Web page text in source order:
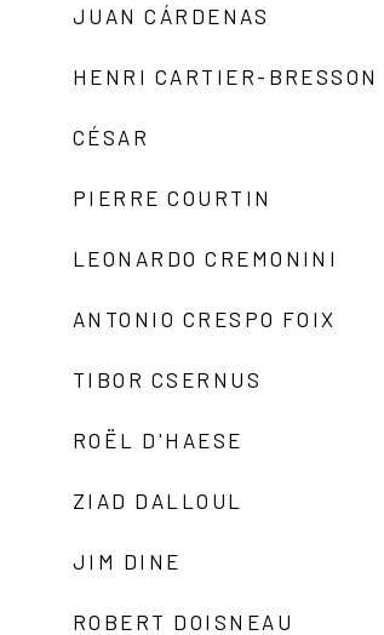
JUAN CÁRDENAS
HENRI CARTIER-BRESSON
CÉSAR
PIERRE COURTIN
LEONARDO CREMONINI
ANTONIO CRESPO FOIX
TIBOR CSERNUS
ROËL D'HAESE
ZIAD DALLOUL
JIM DINE
ROBERT DOISNEAU